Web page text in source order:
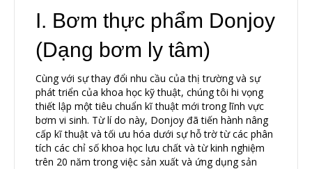
I. Bơm thực phẩm Donjoy
(Dạng bơm ly tâm)
Cùng với sự thay đổi nhu cầu của thị trường và sự
phát triển của khoa học kỹ thuật, chúng tôi hi vọng
thiết lập một tiêu chuẩn kĩ thuật mới trong lĩnh vực
bơm vi sinh. Từ lí do này, Donjoy đã tiến hành nâng
cấp kĩ thuật và tối ưu hóa dưới sự hỗ trờ từ các phân
tích các chỉ số khoa học lưu chất và từ kinh nghiệm
trên 20 năm trong việc sản xuất và ứng dụng sản